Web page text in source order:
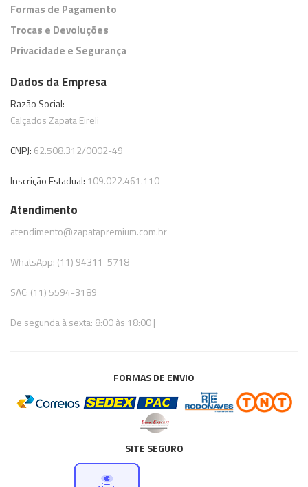
Formas de Pagamento
Trocas e Devoluções
Privacidade e Segurança
Dados da Empresa
Razão Social:
Calçados Zapata Eireli
CNPJ: 62.508.312/0002-49
Inscrição Estadual: 109.022.461.110
Atendimento
atendimento@zapatapremium.com.br
WhatsApp: (11) 94311-5718
SAC: (11) 5594-3189
De segunda à sexta: 8:00 às 18:00 |
FORMAS DE ENVIO
SITE SEGURO